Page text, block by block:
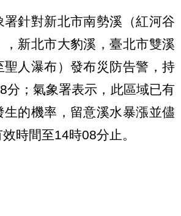
署針對新北市南勢溪（紅河谷
，新北市大豹溪，臺北市雙溪
聖人瀑布）發布災防告警，持
分；氣象署表示，此區域已有
生的機率，留意溪水暴漲並儘
時間至14時08分止。